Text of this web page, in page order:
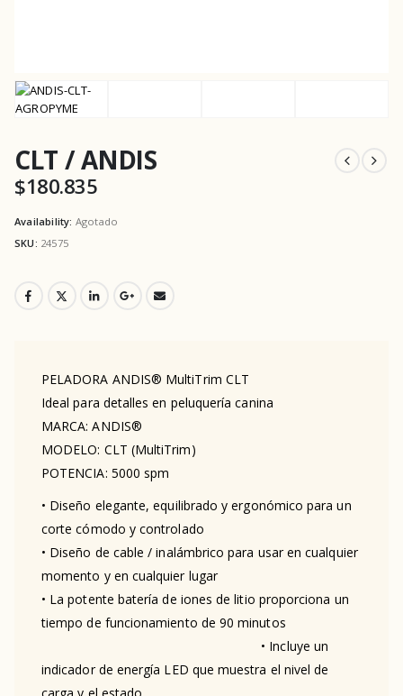
CLT / ANDIS
$180.835
Availability: Agotado
SKU: 24575
PELADORA ANDIS® MultiTrim CLT
Ideal para detalles en peluquería canina
MARCA: ANDIS®
MODELO: CLT (MultiTrim)
POTENCIA: 5000 spm
• Diseño elegante, equilibrado y ergonómico para un
corte cómodo y controlado
• Diseño de cable / inalámbrico para usar en cualquier
momento y en cualquier lugar
• La potente batería de iones de litio proporciona un
tiempo de funcionamiento de 90 minutos
• Incluye un
indicador de energía LED que muestra el nivel de